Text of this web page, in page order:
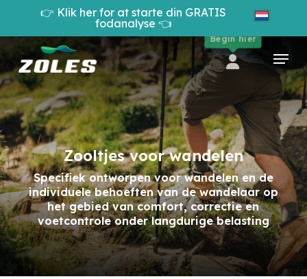
👉 Klik her for at starte din GRATIS
fodanalyse 👈
Begin hier
Menu
Cart
Zooltjes voor wandelen
Specifiek ontworpen voor wandelen en de
individuele behoeften van de wandelaar op
het gebied van comfort, correctie en
voetcontrole onder langdurige belasting
Menu